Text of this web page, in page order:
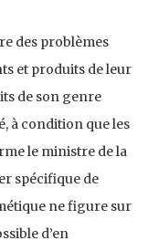
des problèmes
et produits de leur
de son genre
à condition que les
le ministre de la
spécifique de
ne figure sur
d’en